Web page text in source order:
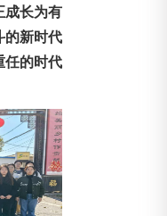
成长为有
的新时代
任的时代